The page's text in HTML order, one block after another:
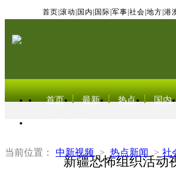
首页 滚动 国内 国际 军事 社会 地方 港
首页 最新 热点 国内
当前位置： 中新视频 > 热点新闻 > 社
新疆恐怖组织活动